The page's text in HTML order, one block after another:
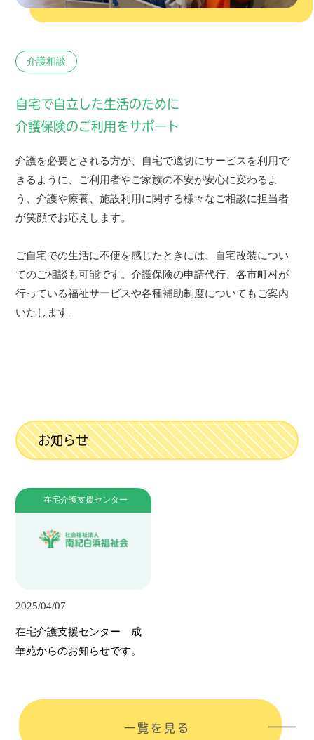
介護相談
自宅で自立した生活のために
介護保険のご利用をサポート
介護を必要とされる方が、自宅で適切にサービスを利用で
きるように、ご利用者やご家族の不安が安心に変わるよ
う、介護や療養、施設利用に関する様々なご相談に担当者
が笑顔でお応えします。
ご自宅での生活に不便を感じたときには、自宅改装につい
てのご相談も可能です。介護保険の申請代行、各市町村が
行っている福祉サービスや各種補助制度についてもご案内
いたします。
お知らせ
在宅介護支援センター
2025/04/07
在宅介護支援センター 成
華苑からのお知らせです。
一覧を見る